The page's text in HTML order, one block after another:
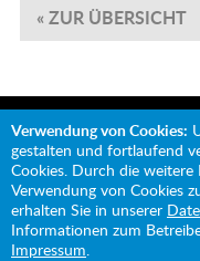
« ZUR ÜBERSICHT
Mit
Verwendung von Cookies:
gestalten und fortlaufend
Cookies. Durch die
Verwendung von Cookies
erhalten Sie in unserer
Informationen zum
Impressum.